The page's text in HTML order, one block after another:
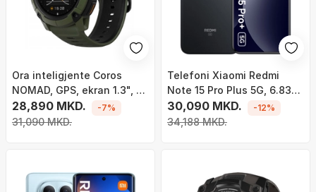
Ora inteligjente Coros
NOMAD, GPS, ekran 1.3", e
zezë
28,890 MKD.
31,090 MKD.
-7%
Telefoni Xiaomi Redmi
Note 15 Pro Plus 5G, 6.83"
AMOLED, 8GB 256GB, i zi
30,090 MKD.
34,188 MKD.
-12%